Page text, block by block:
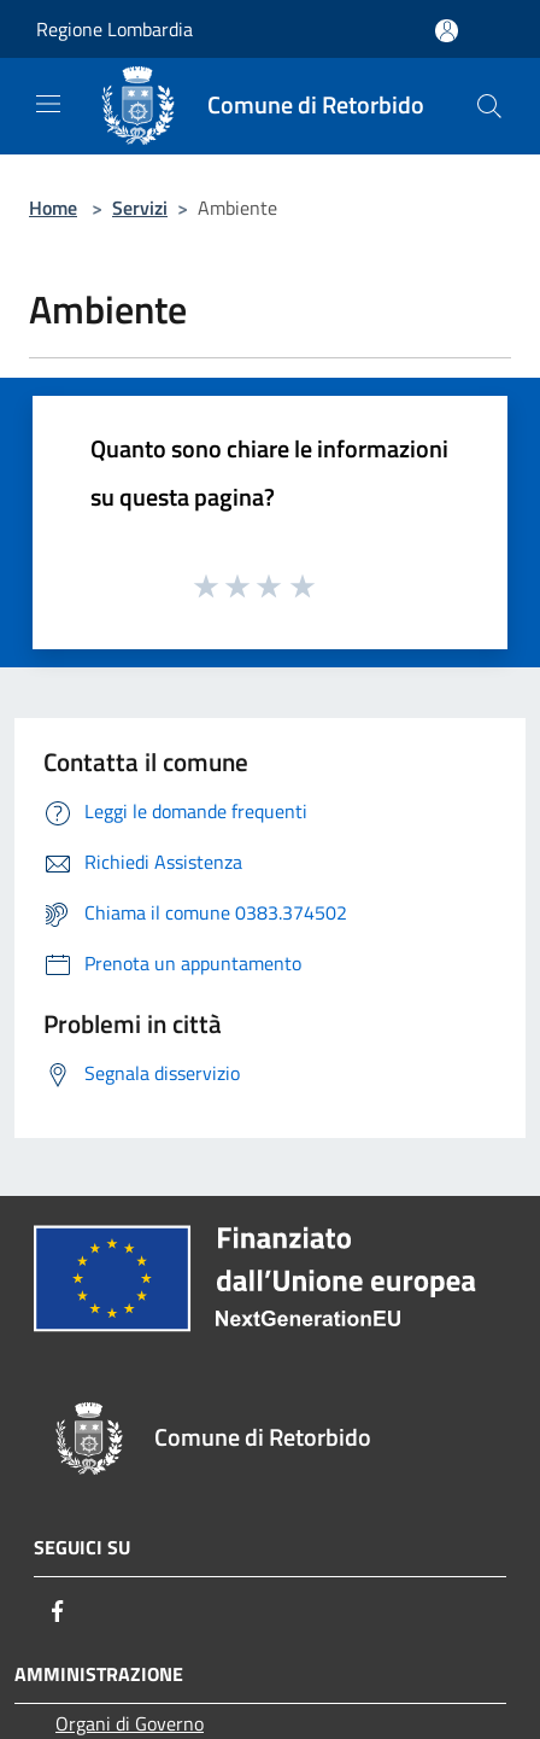
Regione Lombardia
Comune di Retorbido
Home > Servizi > Ambiente
Ambiente
Quanto sono chiare le informazioni
su questa pagina?
Contatta il comune
Leggi le domande frequenti
Richiedi Assistenza
Chiama il comune 0383.374502
Prenota un appuntamento
Problemi in città
Segnala disservizio
Comune di Retorbido
SEGUICI SU
AMMINISTRAZIONE
Organi di Governo